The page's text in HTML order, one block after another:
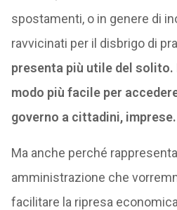
spostamenti, o in genere di
ravvicinati per il disbrigo di
presenta più utile del solito.
modo più facile per
governo a cittadini, imprese.
Ma anche perché
amministrazione che
facilitare la ripresa